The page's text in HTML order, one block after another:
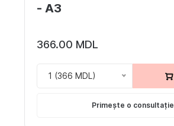
- A3
366.00 MDL
1 (366 MDL)
Primește o consultație